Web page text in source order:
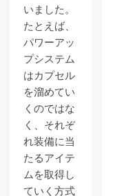
いました。
たとえば、
パワーアッ
プシステム
はカプセル
を溜めてい
くのではな
く、それぞ
れ装備に当
たるアイテ
ムを取得し
ていく方式